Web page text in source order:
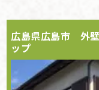
広島県広島市 外
ップ